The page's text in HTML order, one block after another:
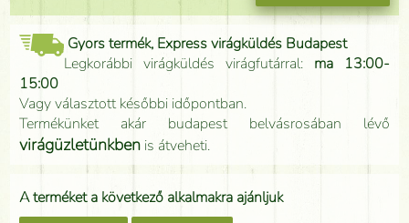
Gyors termék, Express virágküldés Budapest
Legkorábbi virágküldés virágfutárral: ma 13:00-
15:00
Vagy választott későbbi időpontban.
Termékünket akár budapest belvásrosában lévő
virágüzletünkben is átveheti.
A terméket a következő alkalmakra ajánljuk